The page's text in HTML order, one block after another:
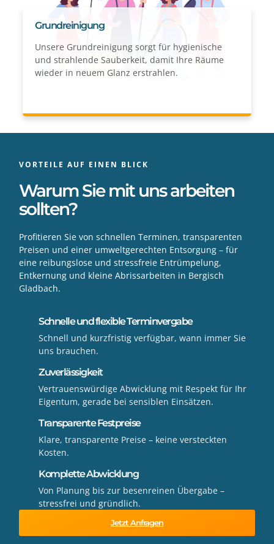
Grundreinigung
Unsere Grundreinigung sorgt für hygienische
und strahlende Sauberkeit, damit Ihre Räume
wieder in neuem Glanz erstrahlen.
VORTEILE AUF EINEN BLICK
Warum Sie mit uns arbeiten
sollten?
Profitieren Sie von schnellen Terminen, transparenten
Preisen und einer umweltgerechten Entsorgung – für
eine reibungslose und stressfreie Entrümpelung,
Entkernung und kleine Abrissarbeiten in Bergisch
Gladbach.
Schnelle und flexible Terminvergabe
Schnell und kurzfristig verfügbar, wann immer Sie
uns brauchen.
Zuverlässigkeit
Vertrauenswürdige Abwicklung mit Respekt für Ihr
Eigentum, gerade bei sensiblen Einsätzen.
Transparente Festpreise
Klare, transparente Preise – keine versteckten
Kosten.
Komplette Abwicklung
Von Planung bis zur besenreinen Übergabe –
stressfrei und gründlich.
Jetzt Anfragen